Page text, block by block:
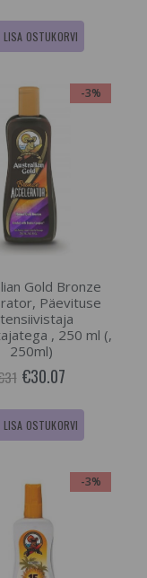
LISA OSTUKORVI
-3%
Gold Bronze
Päevituse
, 250 ml (,
250ml)
€30.07
LISA OSTUKORVI
-3%